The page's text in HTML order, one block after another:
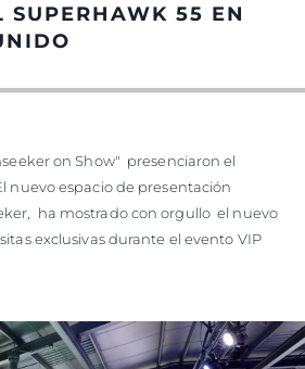
HISTORIA
SUPERHAWK 55 EN
on Show" presenciaron el
nuevo espacio de presentación
ha mostrado con orgullo el nuevo
exclusivas durante el evento VIP